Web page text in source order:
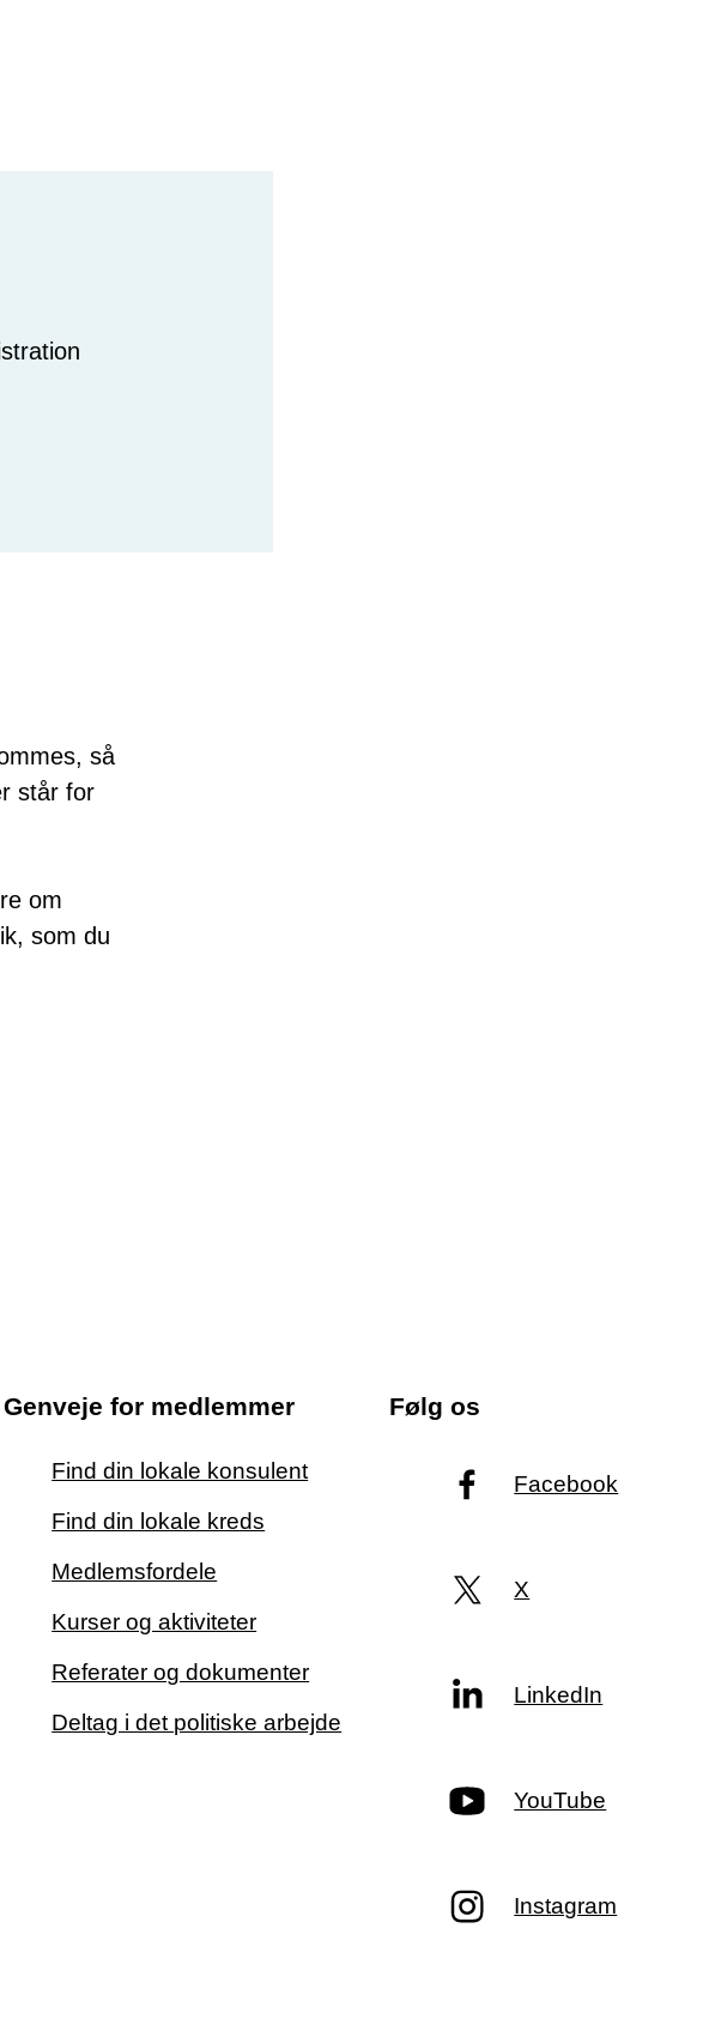
så
står for
om
som du
Genveje for medlemmer
Find din lokale konsulent
Find din lokale kreds
Medlemsfordele
Kurser og aktiviteter
Referater og dokumenter
Deltag i det politiske arbejde
Følg os
Facebook
X
LinkedIn
YouTube
Instagram